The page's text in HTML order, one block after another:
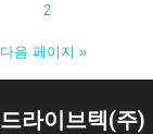
2
다음 페이지 »
드라이브텍(주)